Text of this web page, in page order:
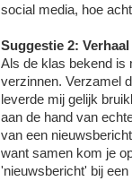
social media, hoe
Suggestie 2:
Als de klas bekend is
verzinnen. Verzamel
leverde mij gelijk
aan de hand van
van een
want samen kom je
'nieuwsbericht' bij